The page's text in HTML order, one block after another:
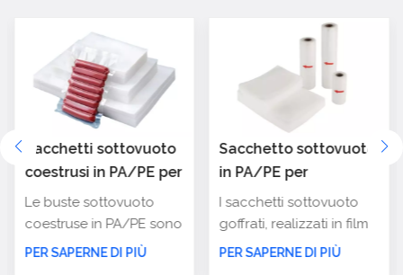
Sacchetti sottovuoto
coestrusi in PA/PE per
confezionamento
alimentare
Le buste sottovuoto
coestruse in PA/PE sono
materiali di imballaggio
PER SAPERNE DI PIÙ
Sacchetto sottovuoto
in PA/PE per
sigillatura alimenti
con microcanali
I sacchetti sottovuoto
goffrati, realizzati in film
coestruso di PA/PE,
PER SAPERNE DI PIÙ